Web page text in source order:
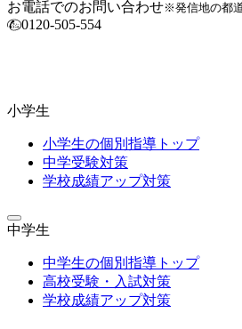
お電話でのお問い合わせ※発信地の都
0120-505-554
小学生
小学生の個別指導トップ
中学受験対策
学校成績アップ対策
中学生
中学生の個別指導トップ
高校受験・入試対策
学校成績アップ対策